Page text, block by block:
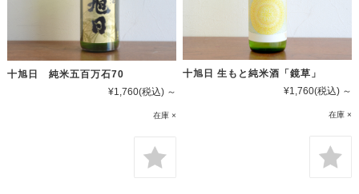
十旭日 純米五百万石70
¥1,760(税込) ～
在庫 ×
十旭日 生もと純米酒「鏡草」
¥1,760(税込) ～
在庫 ×